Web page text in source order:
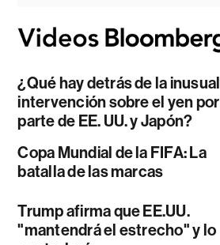
¿Qué hay detrás de la inusual
intervención sobre el yen por
parte de EE. UU. y Japón?
Copa Mundial de la FIFA: La
batalla de las marcas
Trump afirma que EE.UU.
"mantendrá el estrecho" y lo